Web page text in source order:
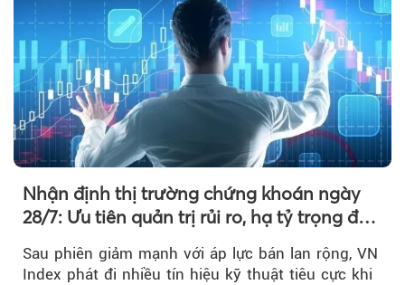
Nhận định thị trường chứng khoán ngày
28/7: Ưu tiên quản trị rủi ro, hạ tỷ trọng đòn
Sau phiên giảm mạnh với áp lực bán lan rộng, VN
Index phát đi nhiều tín hiệu kỹ thuật tiêu cực khi